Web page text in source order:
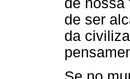
de ser
da